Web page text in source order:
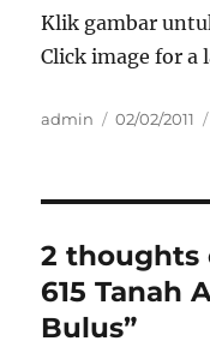
Klik gambar
Click image for a
Author
admin
Posted
02/02/2011
2 thoughts
615 Tanah
Bulus”